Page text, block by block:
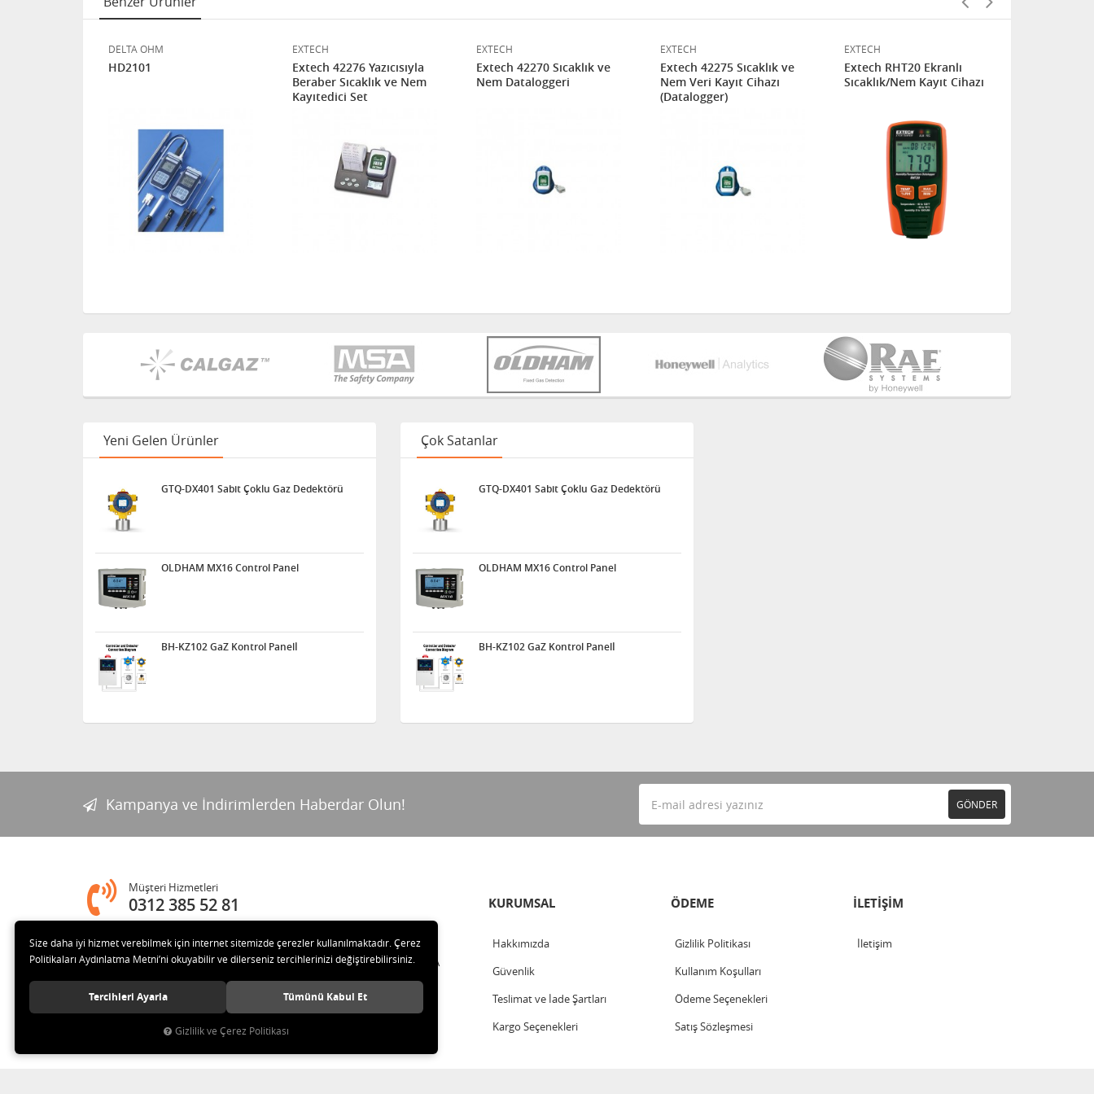
DELTA OHM
HD2101
EXTECH
Extech 42276 Yazıcısıyla
Beraber Sıcaklık ve Nem
Kayıtedici Set
EXTECH
Extech 42270 Sıcaklık ve
Nem Dataloggeri
EXTECH
Extech 42275 Sıcaklık ve
Nem Veri Kayıt Cihazı
(Datalogger)
EXTECH
Extech RHT20 Ekranlı
Sıcaklık/Nem Kayıt Cihazı
Yeni Gelen Ürünler
GTQ-DX401 Sabit Çoklu Gaz Dedektörü
OLDHAM MX16 Control Panel
BH-KZ102 GaZ Kontrol Panelİ
Çok Satanlar
GTQ-DX401 Sabit Çoklu Gaz Dedektörü
OLDHAM MX16 Control Panel
BH-KZ102 GaZ Kontrol Panelİ
Kampanya ve İndirimlerden Haberdar Olun! GÖNDER
Müşteri Hizmetleri
0312 385 52 81
Adres
Melih Gökçek Bulvarı Ada Plaza No:80-8 İVEDİK OSB Yenimahalle - ANKARA
KURUMSAL
Hakkımızda
Güvenlik
Teslimat ve İade Şartları
Kargo Seçenekleri
ÖDEME
Gizlilik Politikası
Kullanım Koşulları
Ödeme Seçenekleri
Satış Sözleşmesi
İLETİŞİM
İletişim
Size daha iyi hizmet verebilmek için internet sitemizde çerezler kullanılmaktadır. Çerez
Politikaları Aydınlatma Metni’ni okuyabilir ve dilerseniz tercihlerinizi değiştirebilirsiniz.
Tercihleri Ayarla Tümünü Kabul Et
Gizlilik ve Çerez Politikası